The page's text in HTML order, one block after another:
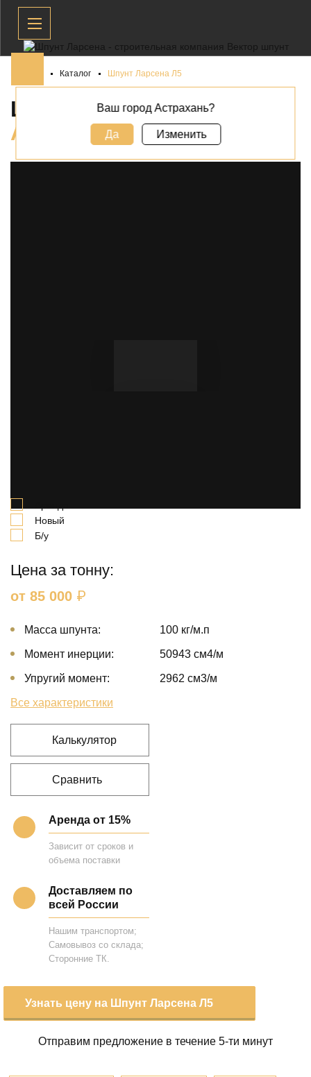
Каталог Шпунт Ларсена Л5
ШПУНТ ЛАРСЕНА Л5 В
АСТРАХАНИ
Новый
Б/у
Цена за тонну:
от 85 000 ₽
Масса шпунта: 100 кг/м.п
Момент инерции: 50943 cм4/м
Упругий момент: 2962 cм3/м
Все характеристики
Калькулятор
Сравнить
Аренда от 15%
Зависит от сроков и
объема поставки
Доставляем по
всей России
Нашим транспортом;
Самовывоз со склада;
Сторонние ТК.
Узнать цену на Шпунт Ларсена Л5
Отправим предложение в течение 5-ти минут
Ваш город Астрахань?
Да Изменить